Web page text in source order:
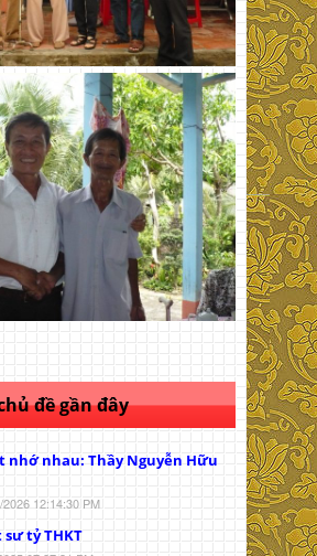
đề gần đây
nhớ nhau: Thầy Nguyễn Hữu
12:14:30 PM
tỷ THKT